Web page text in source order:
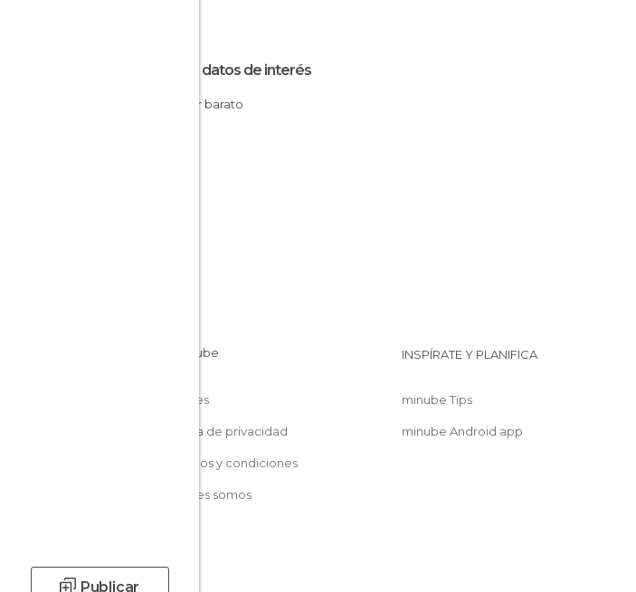
Publicar
Otros datos de interés
Dormir barato
Cookies
Política de privacidad
Términos y condiciones
Quiénes somos
INSPÍRATE Y PLANIFICA
minube Tips
minube Android app